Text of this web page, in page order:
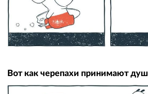
Вот как черепахи принимают душ